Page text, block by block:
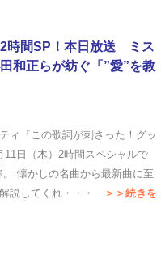
2時間SP！本日放送 ミス
和正らが紡ぐ「”愛”を教
ィ『この歌詞が刺さった！グッ
11日（木）2時間スペシャルで
懐かしの名曲から最新曲に至
説してくれ・・・
＞＞続きを